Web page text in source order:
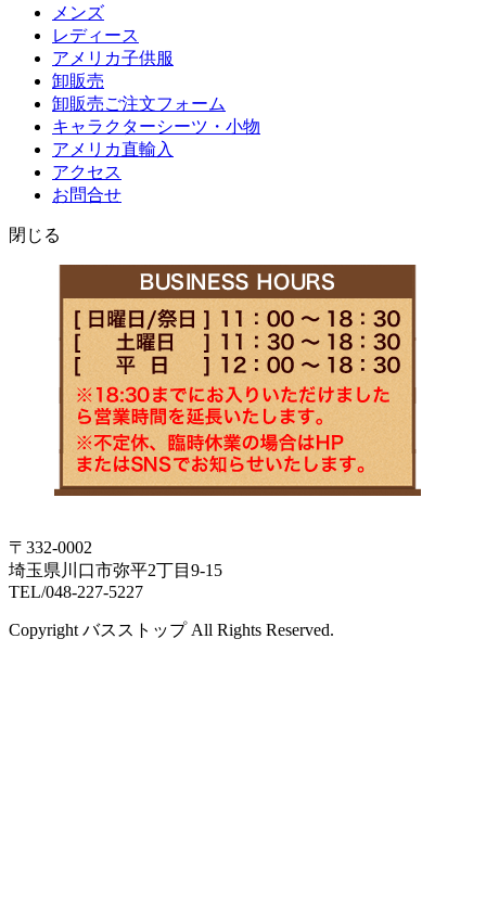
メンズ
レディース
アメリカ子供服
卸販売
卸販売ご注文フォーム
キャラクターシーツ・小物
アメリカ直輸入
アクセス
お問合せ
閉じる
〒332-0002
埼玉県川口市弥平2丁目9-15
TEL/048-227-5227
Copyright バスストップ All Rights Reserved.